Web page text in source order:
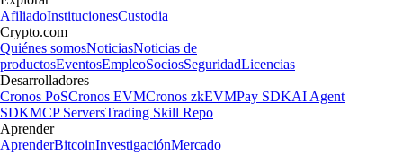
AfiliadoInstitucionesCustodia
Crypto.com
Quiénes somosNoticiasNoticias de
productosEventosEmpleoSociosSeguridadLicencias
Desarrolladores
Cronos PoSCronos EVMCronos zkEVMPay SDKAI Agent
SDKMCP ServersTrading Skill Repo
Aprender
AprenderBitcoinInvestigaciónMercado